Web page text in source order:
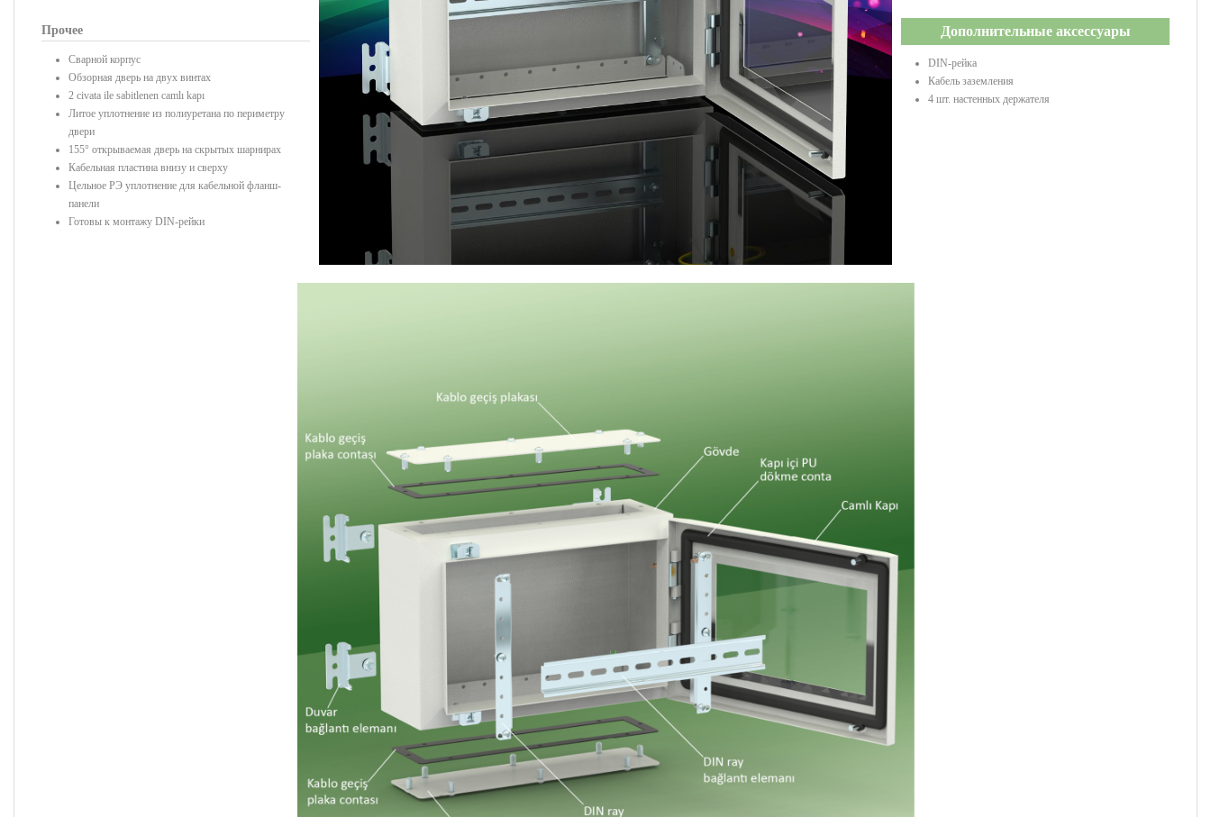
Прочее
Сварной корпус
Обзорная дверь на двух винтах
2 civata ile sabitlenen camlı kapı
Литое уплотнение из полиуретана по периметру
двери
155° открываемая дверь на скрытых шарнирах
Кабельная пластина внизу и сверху
Цельное РЭ уплотнение для кабельной фланш-
панели
Готовы к монтажу DIN-рейки
Дополнительные аксессуары
DIN-рейка
Кабель заземления
4 шт. настенных держателя